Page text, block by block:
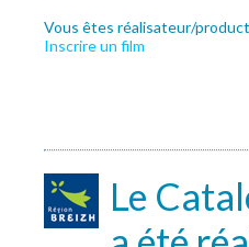
Vous êtes réalisateur/
Inscrire un film
Le